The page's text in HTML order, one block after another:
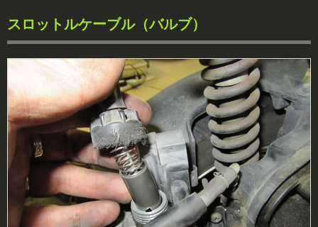
スロットルケーブル（バルブ）